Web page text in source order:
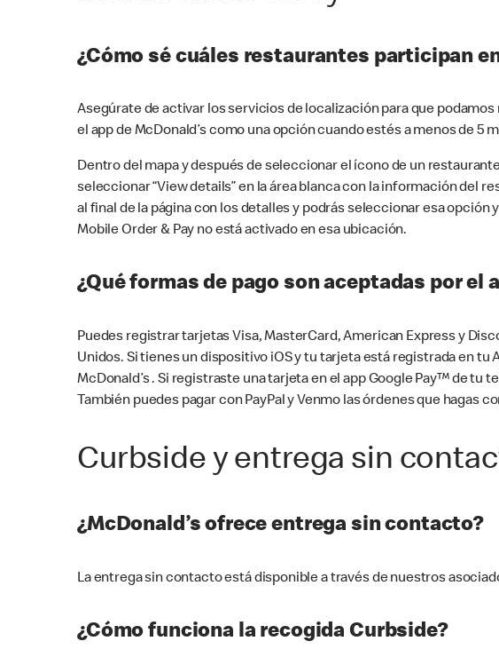
¿Cómo sé cuáles restaurantes participan
Asegúrate de activar los servicios de localización para que
el app de McDonald’s como una opción cuando estés a menos de 5
Dentro del mapa y después de seleccionar el ícono de un
seleccionar “View details” en la área blanca con la información del
al final de la página con los detalles y podrás seleccionar esa
Mobile Order & Pay no está activado en esa ubicación.
¿Qué formas de pago son aceptadas por el
Puedes registrar tarjetas Visa, MasterCard, American Express y
Unidos. Si tienes un dispositivo iOS y tu tarjeta está registrada en
McDonald’s . Si registraste una tarjeta en el app Google Pay™ de
También puedes pagar con PayPal y Venmo las órdenes que hagas
Curbside y entrega sin
¿McDonald’s ofrece entrega sin contacto?
La entrega sin contacto está disponible a través de nuestros
¿Cómo funciona la recogida Curbside?